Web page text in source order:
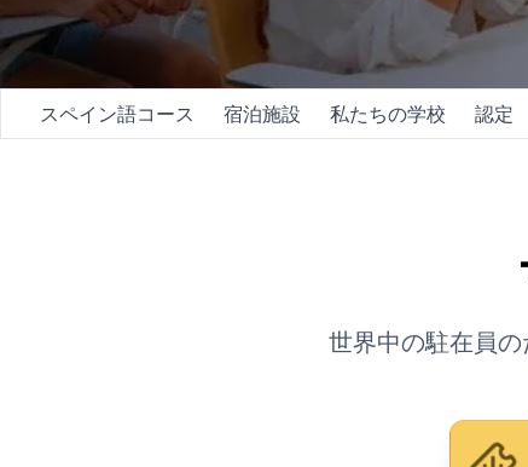
試験準備 DELE
試験準備 SIELE
プライベートレッスン
マラガ
マラガ スペイン語学校
プライベートレッスン
ブエノスアイレス
グループスペイン語ク
夜のグループコース
スペイン語コース 宿泊施設 私たちの学校 認定
世界中の駐在員